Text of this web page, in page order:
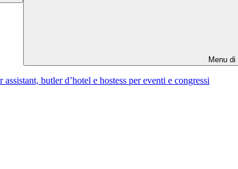
Menu
butler d’hotel e hostess per eventi e congressi